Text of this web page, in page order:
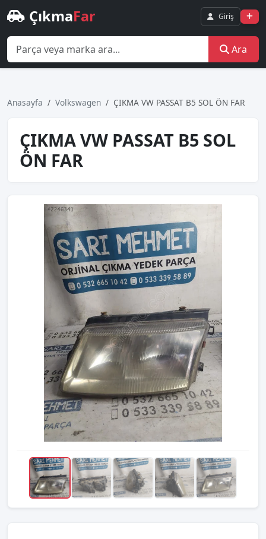
ÇıkmaFar Giriş
Ara
Anasayfa Volkswagen ÇIKMA VW PASSAT B5 SOL ÖN FAR
ÇIKMA VW PASSAT B5 SOL
ÖN FAR